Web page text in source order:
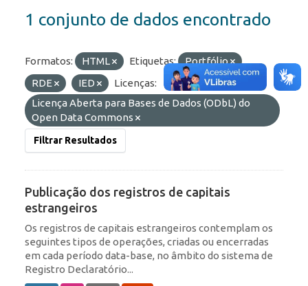
1 conjunto de dados encontrado
Formatos: HTML Etiquetas:
Portfólio
RDE
IED
Licenças:
Licença Aberta para Bases de Dados (ODbL) do
Open Data Commons
Filtrar Resultados
Publicação dos registros de capitais
estrangeiros
Os registros de capitais estrangeiros contemplam os
seguintes tipos de operações, criadas ou encerradas
em cada período data-base, no âmbito do sistema de
Registro Declaratório...